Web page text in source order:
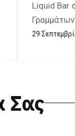
Liquid Bar
29
Σας